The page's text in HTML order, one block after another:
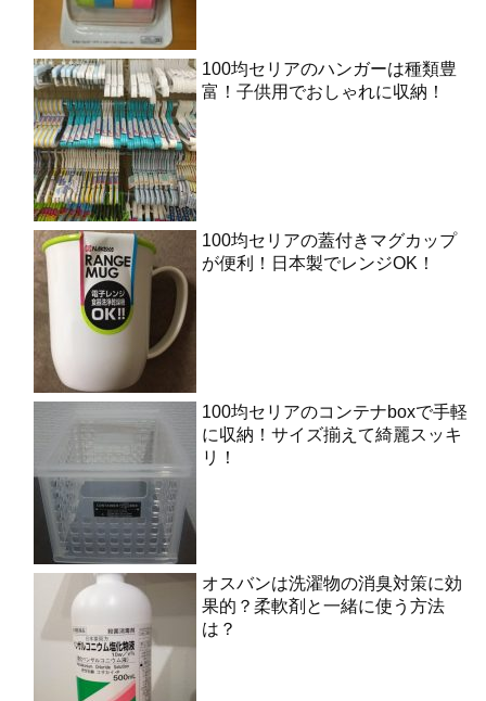
100均セリアのハンガーは種類豊
富！子供用でおしゃれに収納！
100均セリアの蓋付きマグカップ
が便利！日本製でレンジOK！
100均セリアのコンテナboxで手軽
に収納！サイズ揃えて綺麗スッキ
リ！
オスバンは洗濯物の消臭対策に効
果的？柔軟剤と一緒に使う方法
は？